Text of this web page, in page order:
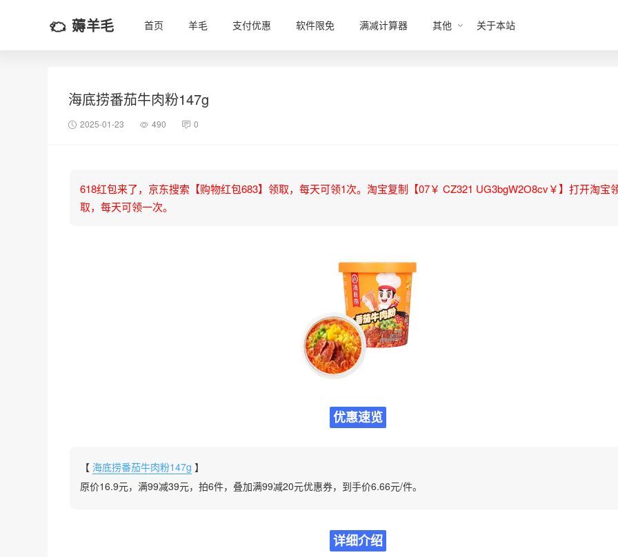
薅羊毛 首页 羊毛 支付优惠 软件限免 满减计算器 其他 关于本站
海底捞番茄牛肉粉147g
2025-01-23 490 0
618红包来了，京东搜索【购物红包683】领取，每天可领1次。淘宝复制【07￥ CZ321 UG3bgW2O8cv￥】打开淘宝
取，每天可领一次。
优惠速览
【 海底捞番茄牛肉粉147g 】
原价16.9元，满99减39元，拍6件，叠加满99减20元优惠券，到手价6.66元/件。
详细介绍